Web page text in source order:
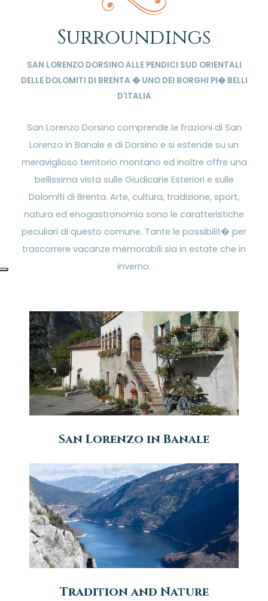
Surroundings
SAN LORENZO DORSINO ALLE PENDICI SUD ORIENTALI
DELLE DOLOMITI DI BRENTA � UNO DEI BORGHI PI� BELLI
D'ITALIA
San Lorenzo Dorsino comprende le frazioni di San
Lorenzo in Banale e di Dorsino e si estende su un
meraviglioso territorio montano ed inoltre offre una
bellissima vista sulle Giudicarie Esteriori e sulle
Dolomiti di Brenta. Arte, cultura, tradizione, sport,
natura ed enogastronomia sono le caratteristiche
peculiari di questo comune. Tante le possibilit� per
trascorrere vacanze memorabili sia in estate che in
inverno.
San Lorenzo in Banale
Tradition and Nature